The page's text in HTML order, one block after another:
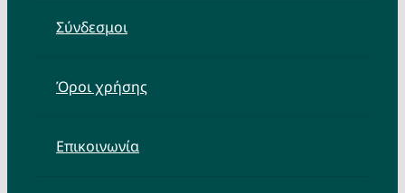
Σύνδεσμοι
Όροι χρήσης
Επικοινωνία